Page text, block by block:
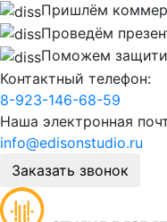
Пришлём
Проведём
Поможем
Контактный телефон:
8-923-146-68-59
Наша электронная
info@edisonstudio.ru
Заказать звонок